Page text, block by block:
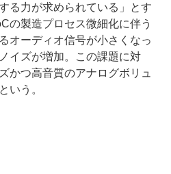
る力が求められている」とす
の製造プロセス微細化に伴う
オーディオ信号が小さくなっ
イズが増加。この課題に対
かつ高音質のアナログボリュ
いう。